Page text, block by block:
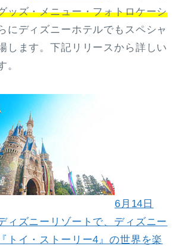
ッズ・メニュー・フォトロケーシ
にディズニーホテルでもスペシャ
します。下記リリースから詳しい
。
6月14日
ィズニーリゾートで、ディズニー
トイ・ストーリー4』の世界を楽